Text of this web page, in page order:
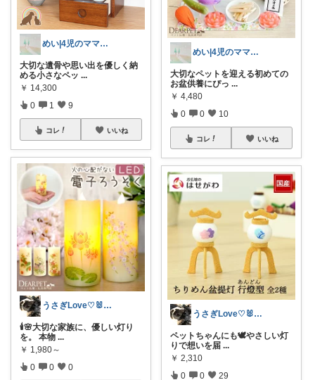
めい|4児のママおすすめ
大切な遺骨や思い出を優しく納
める小さなペッ ...
￥ 14,300
0 1 9
コレ いいね
うさぎLove♡🐰みーちゃん🐰
🕯️🌸大切な家族に、優しい灯り
を。 本物 ...
￥ 1,980～
0 0 0
めい|4児のママおすすめ
大切なペットを迎える初めての
お盆供養にぴっ ...
￥ 4,480
0 0 10
コレ いいね
うさぎLove♡🐰みーちゃん🐰
ペットちゃんにも🕊️やさしい灯
りで想いを届 ...
￥ 2,310
0 0 29